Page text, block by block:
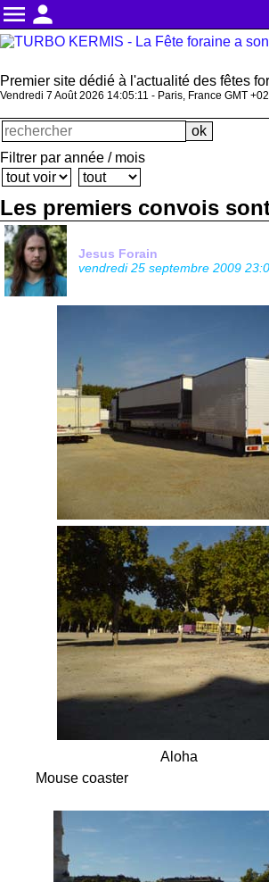
menu person
Premier site dédié à l'actualité des fêtes
Vendredi 7 Août 2026 14:05:11 - Paris, France GMT
Filtrer par année / mois
Les premiers convois
Jesus Forain
vendredi 25 septembre 2009
Mouse coaster